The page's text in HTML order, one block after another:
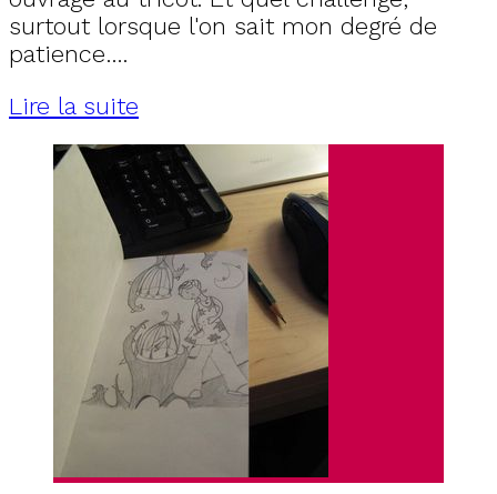
surtout lorsque l'on sait mon degré de
patience….
Lire la suite